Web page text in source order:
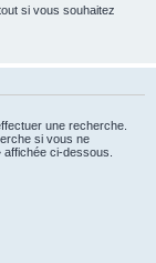
si vous souhaitez
une recherche.
si vous ne
ci-dessous.